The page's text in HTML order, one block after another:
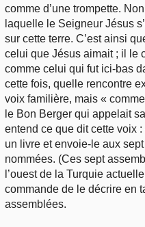
comme d’une trompette.
laquelle le Seigneur Jésus
sur cette terre. C’est ainsi
celui que Jésus aimait ; il le
comme celui qui fut ici-bas
cette fois, quelle rencontre
voix familière, mais «
le Bon Berger qui appelait
entend ce que dit cette voix
un livre et envoie-le aux
nommées. (Ces sept
l’ouest de la Turquie
commande de le décrire en
assemblées.